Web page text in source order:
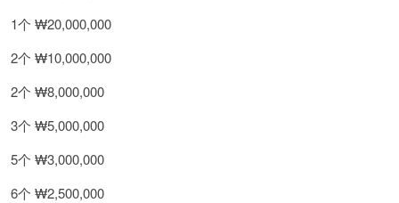
1个 ₩20,000,000
2个 ₩10,000,000
2个 ₩8,000,000
3个 ₩5,000,000
5个 ₩3,000,000
6个 ₩2,500,000